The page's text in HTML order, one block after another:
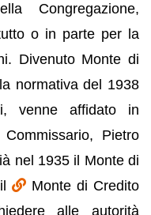
Congregazione,
o in parte per la
Divenuto Monte di
normativa del 1938
venne affidato in
Pietro
nel 1935 il Monte di
Monte di Credito
alle autorità